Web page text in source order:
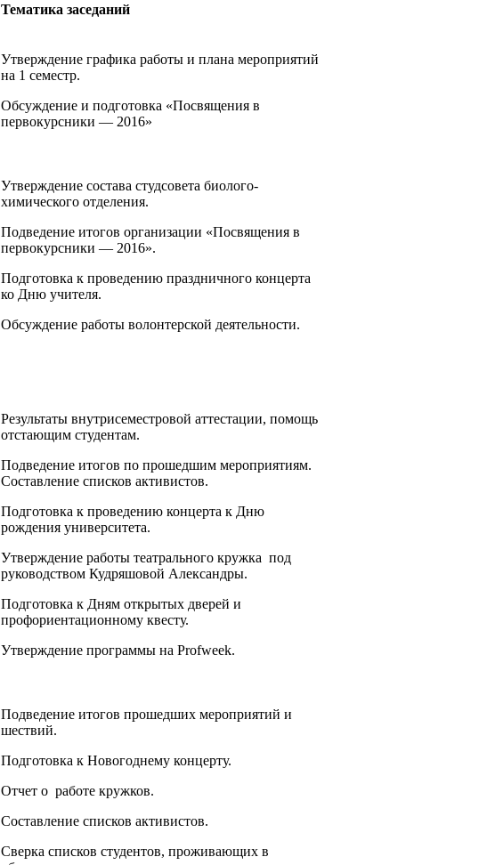
Тематика заседаний
Утверждение графика работы и плана мероприятий
на 1 семестр.
Обсуждение и подготовка «Посвящения в
первокурсники — 2016»
Утверждение состава студсовета биолого-
химического отделения.
Подведение итогов организации «Посвящения в
первокурсники — 2016».
Подготовка к проведению праздничного концерта
ко Дню учителя.
Обсуждение работы волонтерской деятельности.
Результаты внутрисеместровой аттестации, помощь
отстающим студентам.
Подведение итогов по прошедшим мероприятиям.
Составление списков активистов.
Подготовка к проведению концерта к Дню
рождения университета.
Утверждение работы театрального кружка под
руководством Кудряшовой Александры.
Подготовка к Дням открытых дверей и
профориентационному квесту.
Утверждение программы на Profweek.
Подведение итогов прошедших мероприятий и
шествий.
Подготовка к Новогоднему концерту.
Отчет о работе кружков.
Составление списков активистов.
Сверка списков студентов, проживающих в